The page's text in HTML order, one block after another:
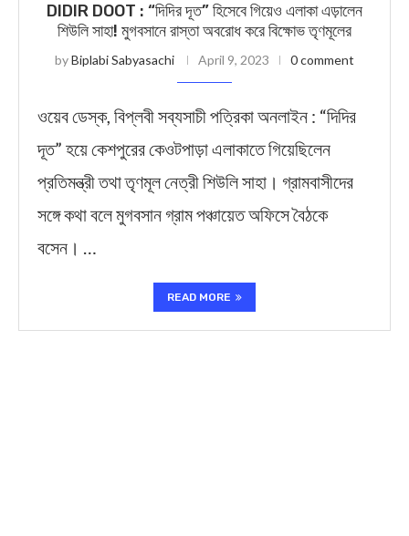
DIDIR DOOT : “দিদির দূত” হিসেবে গিয়েও এলাকা এড়ালেন
শিউলি সাহা! মুগবসানে রাস্তা অবরোধ করে বিক্ষোভ তৃণমূলের
byBiplabi Sabyasachi April 9, 2023 0 comment
ওয়েব ডেস্ক, বিপ্লবী সব্যসাচী পত্রিকা অনলাইন : “দিদির
দূত” হয়ে কেশপুরের কেওটপাড়া এলাকাতে গিয়েছিলেন
প্রতিমন্ত্রী তথা তৃণমূল নেত্রী শিউলি সাহা। গ্রামবাসীদের
সঙ্গে কথা বলে মুগবসান গ্রাম পঞ্চায়েত অফিসে বৈঠকে
বসেন। …
READ MORE